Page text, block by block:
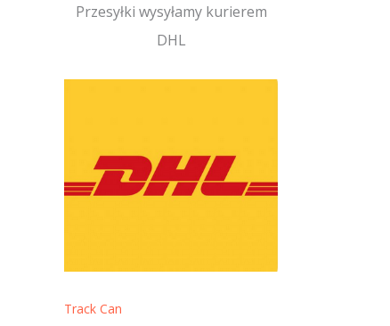
Przesyłki wysyłamy kurierem
DHL
Track Can